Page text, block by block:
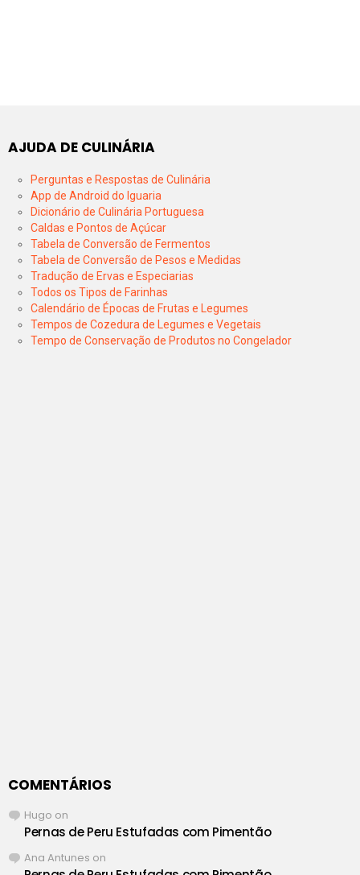
AJUDA DE CULINÁRIA
Perguntas e Respostas de Culinária
App de Android do Iguaria
Dicionário de Culinária Portuguesa
Caldas e Pontos de Açúcar
Tabela de Conversão de Fermentos
Tabela de Conversão de Pesos e Medidas
Tradução de Ervas e Especiarias
Todos os Tipos de Farinhas
Calendário de Épocas de Frutas e Legumes
Tempos de Cozedura de Legumes e Vegetais
Tempo de Conservação de Produtos no Congelador
COMENTÁRIOS
Hugo on
Pernas de Peru Estufadas com Pimentão
Ana Antunes on